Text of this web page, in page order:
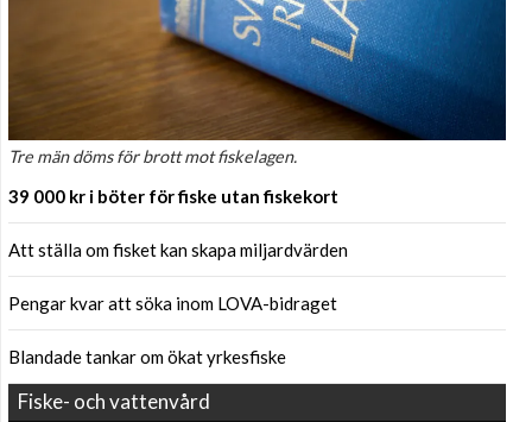
Tre män döms för brott mot fiskelagen.
39 000 kr i böter för fiske utan fiskekort
Att ställa om fisket kan skapa miljardvärden
Pengar kvar att söka inom LOVA-bidraget
Blandade tankar om ökat yrkesfiske
Fiske- och vattenvård